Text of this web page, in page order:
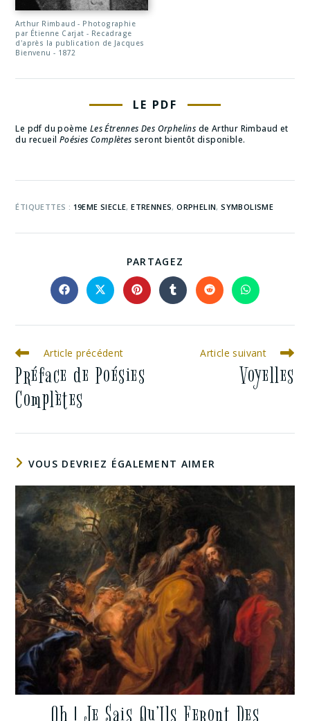
Arthur Rimbaud - Photographie
par Étienne Carjat - Recadrage
d'après la publication de Jacques
Bienvenu - 1872
LE PDF
Le pdf du poème Les Étrennes Des Orphelins de Arthur Rimbaud et
du recueil Poésies Complètes seront bientôt disponible.
ÉTIQUETTES : 19EME SIECLE, ETRENNES, ORPHELIN, SYMBOLISME
PARTAGEZ
Article précédent
Préface de Poésies
Complètes
Article suivant
Voyelles
VOUS DEVRIEZ ÉGALEMENT AIMER
Oh ! Je Sais Qu’Ils Feront Des